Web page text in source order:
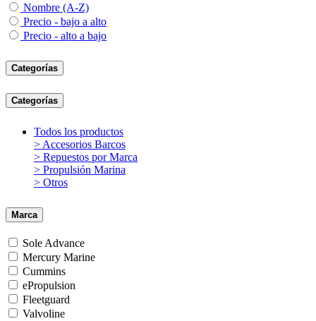
Nombre (A-Z)
Precio - bajo a alto
Precio - alto a bajo
Categorías
Categorías
Todos los productos
> Accesorios Barcos
> Repuestos por Marca
> Propulsión Marina
> Otros
Marca
Sole Advance
Mercury Marine
Cummins
ePropulsion
Fleetguard
Valvoline